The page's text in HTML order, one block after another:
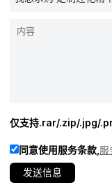
仅支持.rar/.zip/.jpg/
同意使用服务条款, 服
发送信息